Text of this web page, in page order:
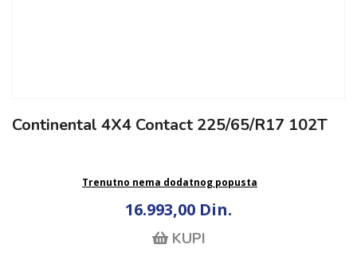
Continental 4X4 Contact 225/65/R17 102T
Trenutno nema dodatnog popusta
16.993,00 Din.
KUPI